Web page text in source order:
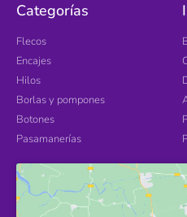
Categorías
Flecos
Encajes
Hilos
Borlas y pompones
Botones
Pasamanerías